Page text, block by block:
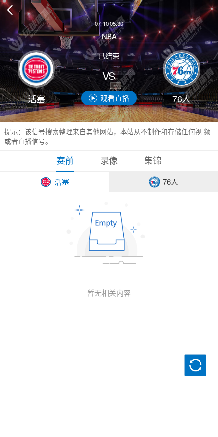

07-10 05:30
NBA
活塞
已结束
VS
观看直播 76人
提示：该信号搜索整理来自其他网站，本站从不制作和存储任何视 频
或者直播信号。
赛前 录像 集锦
活塞 76人
暂无相关内容